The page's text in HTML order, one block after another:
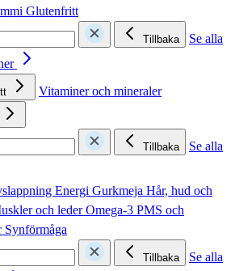
Glutenfritt
Tillbaka
Se alla
Vitaminer och mineraler
Tillbaka
Se alla
Energi Gurkmeja Hår, hud och
och lederOmega-3 PMS och
Synförmåga
Tillbaka
Se alla